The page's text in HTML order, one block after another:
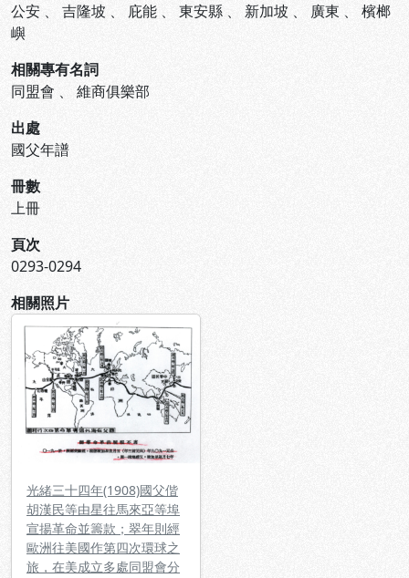
公安 、 吉隆坡 、 庇能 、 東安縣 、 新加坡 、 廣東 、 檳榔
嶼
相關專有名詞
同盟會 、 維商俱樂部
出處
國父年譜
冊數
上冊
頁次
0293-0294
相關照片
光緒三十四年(1908)國父偕
胡漢民等由星往馬來亞等埠
宣揚革命並籌款；翠年則經
歐洲往美國作第四次環球之
旅，在美成立多處同盟會分